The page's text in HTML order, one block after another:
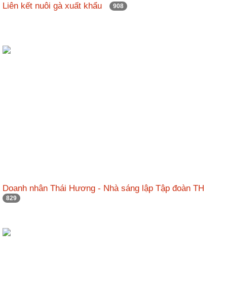
Liên kết nuôi gà xuất khẩu 908
Doanh nhân Thái Hương - Nhà sáng lập Tập đoàn TH
829